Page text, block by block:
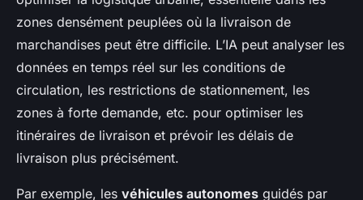
zones densément peuplées où la livraison de
marchandises peut être difficile. L’IA peut analyser les
données en temps réel sur les conditions de
circulation, les restrictions de stationnement, les
zones à forte demande, etc. pour optimiser les
itinéraires de livraison et prévoir les délais de
livraison plus précisément.
Par exemple, les véhicules autonomes guidés par